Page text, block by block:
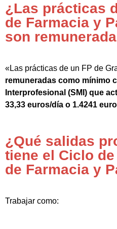
¿Las prácticas
de Farmacia y
son
«Las prácticas de un FP de
remuneradas como mínimo
Interprofesional (SMI) que
33,33 euros/día o 1.4241
¿Qué salidas
tiene el Ciclo
de Farmacia y
Trabajar como: